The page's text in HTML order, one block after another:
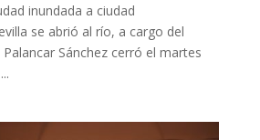
inundada a ciudad
se abrió al río, a cargo del
Sánchez cerró el martes